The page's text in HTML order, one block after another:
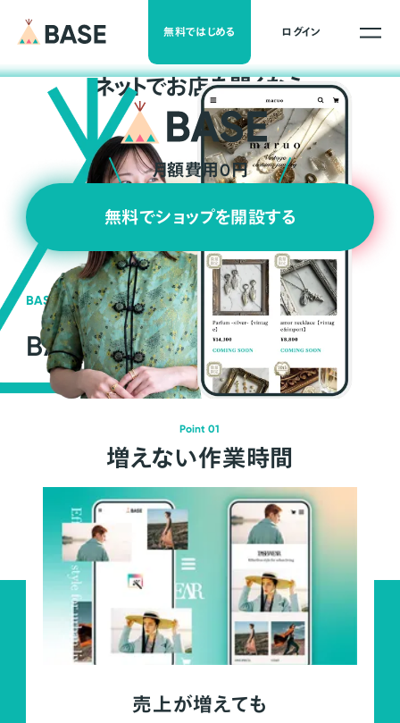
無料ではじめる ログイン
ネットでお店を開くなら
月額費用0円
無料でショップを開設する
BASEの強み
BASEが強い3つの理由
Point 01
増えない作業時間
売上が増えても